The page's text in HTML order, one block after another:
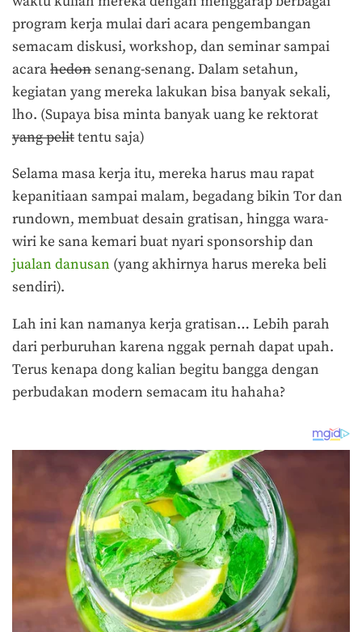
program kerja mulai dari acara pengembangan
semacam diskusi, workshop, dan seminar sampai
acarahedonsenang-senang. Dalam setahun,
kegiatan yang mereka lakukan bisa banyak sekali,
lho. (Supaya bisa minta banyak uang ke rektorat
yang pelittentu saja)
Selama masa kerja itu, mereka harus mau rapat
kepanitiaan sampai malam, begadang bikin Tor dan
rundown, membuat desain gratisan, hingga wara-
wiri ke sana kemari buat nyari sponsorship dan
jualan danusan (yang akhirnya harus mereka beli
sendiri).
Lah ini kan namanya kerja gratisan… Lebih parah
dari perburuhan karena nggak pernah dapat upah.
Terus kenapa dong kalian begitu bangga dengan
perbudakan modern semacam itu hahaha?